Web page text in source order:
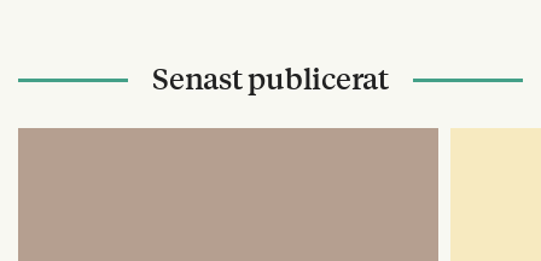
Senast publicerat